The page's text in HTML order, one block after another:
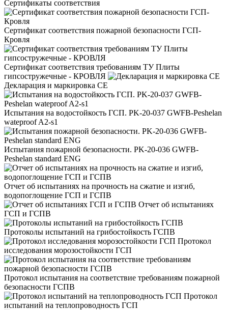
Сертификаты соответствия
Сертификат соответствия пожарной безопасности ГСП-
Кровля
Сертификат соответствия требованиям ТУ Плиты
гипсостружечные - КРОВЛЯ
Декларация и маркировка CE
Испытания на водостойкость ГСП. PK-20-037 GWFB-Peshelan
wateproof A2-s1
Испытания пожарной безопасности. PK-20-036 GWFB-
Peshelan standard ENG
Отчет об испытаниях на прочность на сжатие и изгиб,
водопоглощение ГСП и ГСПВ
Отчет об испытаниях
ГСП и ГСПВ
Протоколы испытаний на грибостойкость ГСПВ
Протокол
исследования морозостойкости ГСП
Протокол испытания на соответствие требованиям пожарной
безопасности ГСПВ
Протокол
испытаний на теплопроводность ГСП